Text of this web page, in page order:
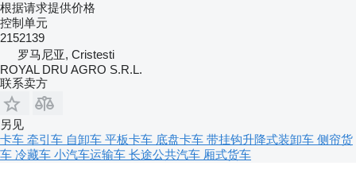
根据请求提供价格
控制单元
2152139
罗马尼亚, Cristesti
ROYAL DRU AGRO S.R.L.
联系卖方
另见
卡车 牵引车 自卸车 平板卡车 底盘卡车 带挂钩升降式装卸车 侧帘货
车 冷藏车 小汽车运输车 长途公共汽车 厢式货车